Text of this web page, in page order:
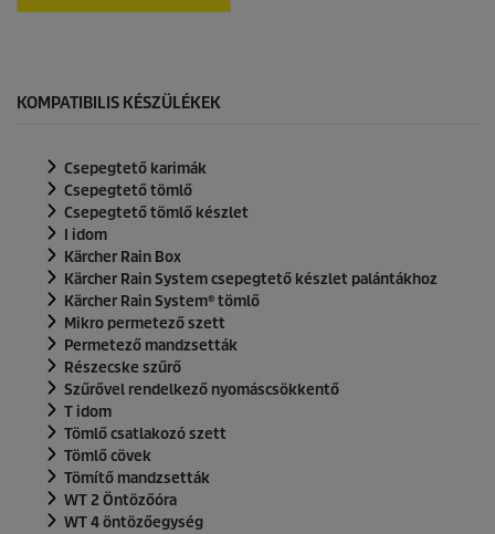
KOMPATIBILIS KÉSZÜLÉKEK
Csepegtető karimák
Csepegtető tömlő
Csepegtető tömlő készlet
I idom
Kärcher Rain Box
Kärcher Rain Systemcsepegtető készlet palántákhoz
Kärcher Rain System® tömlő
Mikro permetező szett
Permetező mandzsetták
Részecske szűrő
Szűrővel rendelkező nyomáscsökkentő
T idom
Tömlő csatlakozó szett
Tömlő cövek
Tömítő mandzsetták
WT 2 Öntözőóra
WT 4 öntözőegység